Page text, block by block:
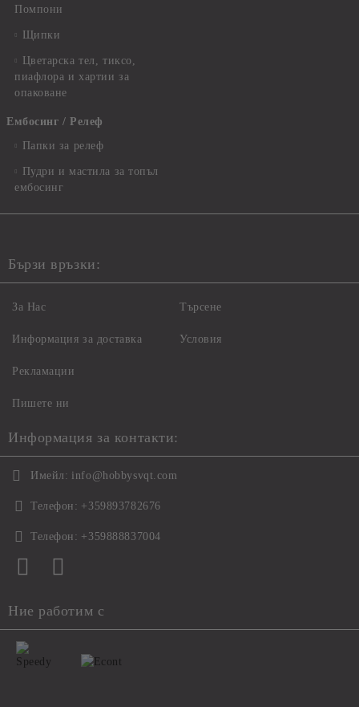
Помпони
Щипки
Цветарска тел, тиксо,
пиафлора и хартии за
опаковане
Ембосинг / Релеф
Папки за релеф
Пудри и мастила за топъл
ембосинг
Бързи връзки:
За Нас
Информация за доставка
Рекламации
Пишете ни
Търсене
Условия
Информация за контакти:
Имейл: info@hobbysvqt.com
Телефон: +359893782676
Телефон: +359888837004
Ние работим с